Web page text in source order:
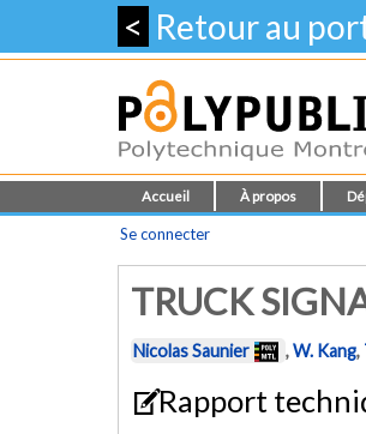
< Retour au
Accueil À propos
Se connecter
TRUCK
Nicolas Saunier ,W. Kang,
Rapport